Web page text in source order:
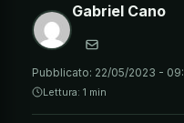
Gabriel Cano
Pubblicato: 22/05/2023 -
Lettura: 1 min